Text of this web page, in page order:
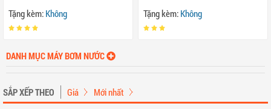
Tặng kèm: Không
Tặng kèm: Không
DANH MỤC MÁY BƠM NƯỚC
SẮP XẾP THEO Giá Mới nhất